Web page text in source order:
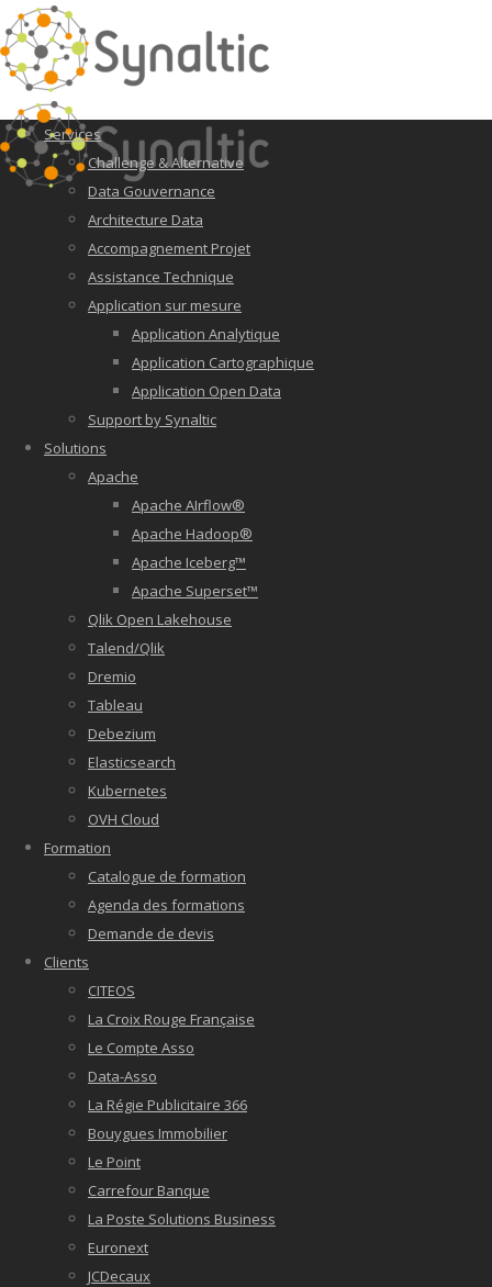
Services
Challenge & Alternative
Data Gouvernance
Architecture Data
Accompagnement Projet
Assistance Technique
Application sur mesure
Application Analytique
Application Cartographique
Application Open Data
Support by Synaltic
Solutions
Apache
Apache AIrflow®
Apache Hadoop®
Apache Iceberg™
Apache Superset™
Qlik Open Lakehouse
Talend/Qlik
Dremio
Tableau
Debezium
Elasticsearch
Kubernetes
OVH Cloud
Formation
Catalogue de formation
Agenda des formations
Demande de devis
Clients
CITEOS
La Croix Rouge Française
Le Compte Asso
Data-Asso
La Régie Publicitaire 366
Bouygues Immobilier
Le Point
Carrefour Banque
La Poste Solutions Business
Euronext
JCDecaux